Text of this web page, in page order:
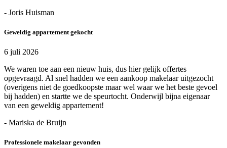
- Joris Huisman
Geweldig appartement gekocht
6 juli 2026
We waren toe aan een nieuw huis, dus hier gelijk offertes
opgevraagd. Al snel hadden we een aankoop makelaar uitgezocht
(overigens niet de goedkoopste maar wel waar we het beste gevoel
bij hadden) en startte we de speurtocht. Onderwijl bijna eigenaar
van een geweldig appartement!
- Mariska de Bruijn
Professionele makelaar gevonden